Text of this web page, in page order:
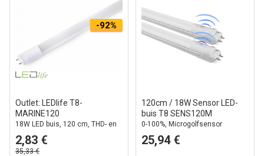
-92%
Outlet: LEDlife T8-
MARINE120
18W LED buis, 120 cm, THD- en
EMC-getest, flikkervrij
2,83 €
35,33 €
120cm / 18W Sensor LED-
buis T8 SENS120M
0-100%, Microgolfsensor
25,94 €